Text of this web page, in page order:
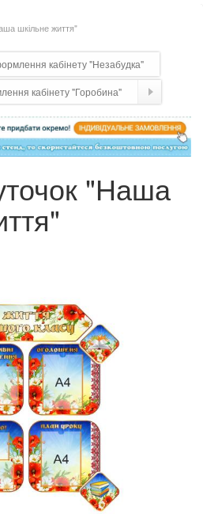
шкільне життя"
кабінету "Незабудка"
кабінету "Горобина"
"Наша